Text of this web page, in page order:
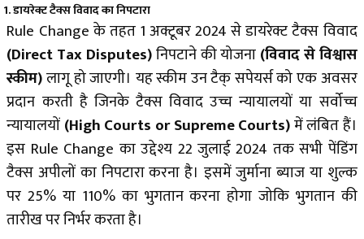
1. डायरेक्ट टैक्स विवाद का निपटारा
Rule Change के तहत 1 अक्टूबर 2024 से डायरेक्ट टैक्स विवाद
(Direct Tax Disputes)निपटाने की योजना(विवाद से विश्वास
स्कीम)लागू हो जाएगी। यह स्कीम उन टैक् सपेयर्स को एक अवसर
प्रदान करती है जिनके टैक्स विवाद उच्च न्यायालयों या सर्वोच्च
न्यायालयों(High Courts or Supreme Courts)में लंबित हैं।
इस Rule Change का उद्देश्य 22 जुलाई 2024 तक सभी पेंडिंग
टैक्स अपीलों का निपटारा करना है। इसमें जुर्माना ब्याज या शुल्क
पर 25% या 110% का भुगतान करना होगा जोकि भुगतान की
तारीख पर निर्भर करता है।